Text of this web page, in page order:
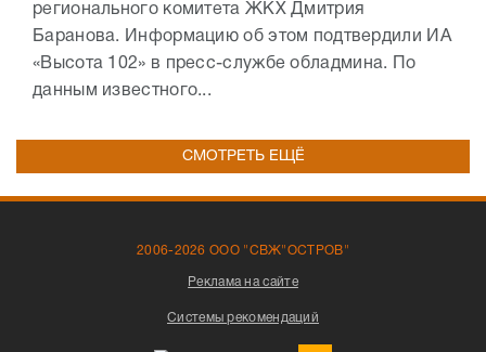
регионального комитета ЖКХ Дмитрия
Баранова. Информацию об этом подтвердили ИА
«Высота 102» в пресс-службе обладмина. По
данным известного...
СМОТРЕТЬ ЕЩЁ
2006-2026 ООО "СВЖ"ОСТРОВ"
Реклама на сайте
Системы рекомендаций